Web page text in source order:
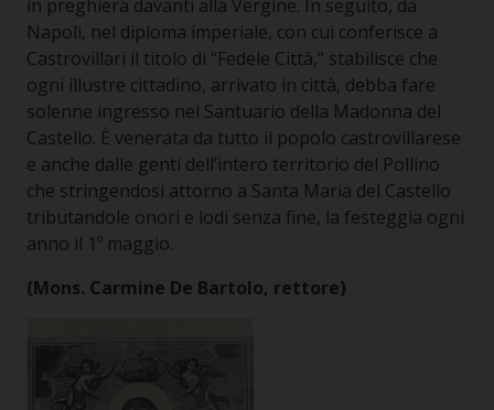
in preghiera davanti alla Vergine. In seguito, da
Napoli, nel diploma imperiale, con cui conferisce a
Castrovillari il titolo di “Fedele Città,” stabilisce che
ogni illustre cittadino, arrivato in città, debba fare
solenne ingresso nel Santuario della Madonna del
Castello. È venerata da tutto il popolo castrovillarese
e anche dalle genti dell’intero territorio del Pollino
che stringendosi attorno a Santa Maria del Castello
tributandole onori e lodi senza fine, la festeggia ogni
anno il 1º maggio.
(Mons. Carmine De Bartolo, rettore)